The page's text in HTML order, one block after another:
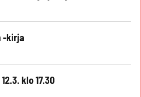
-kirja
klo 17.30